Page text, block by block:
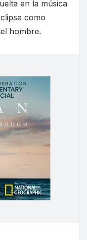
en la música
como
hombre.